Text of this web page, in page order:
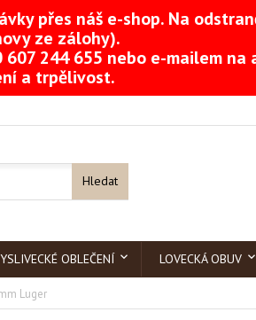
přes náš e-shop. Na
ze zálohy).
244 655 nebo e-mailem na
a trpělivost.
Hledat
OBLEČENÍ LOVECKÁ OBUV
Luger